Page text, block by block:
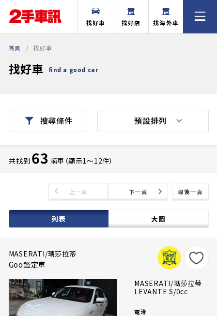
找好車 找好店 找海外車
首頁 找好車
找好車 find a good car
搜尋條件
共找到 63 輛車（顯示1〜12件）
最後一頁
上一頁 下一頁
列表 大圖
預設排列
MASERATI/瑪莎拉蒂
Goo鑑定車
MASERATI/瑪莎拉蒂
LEVANTE S/0cc
電洽